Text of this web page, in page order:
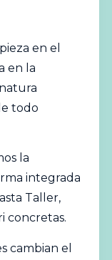
en el
en la
todo
la
integrada
Taller,
concretas.
cambian el